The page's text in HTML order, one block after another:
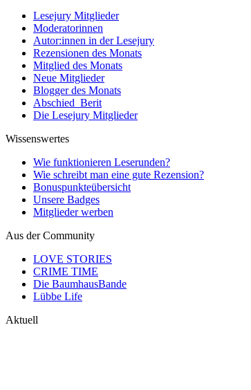
Lesejury Mitglieder
Moderatorinnen
Autor:innen in der Lesejury
Rezensionen des Monats
Mitglied des Monats
Neue Mitglieder
Blogger des Monats
Abschied_Berit
Die Lesejury Mitglieder
Wissenswertes
Wie funktionieren Leserunden?
Wie schreibt man eine gute Rezension?
Bonuspunkteübersicht
Unsere Badges
Mitglieder werben
Aus der Community
LOVE STORIES
CRIME TIME
Die BaumhausBande
Lübbe Life
Aktuell